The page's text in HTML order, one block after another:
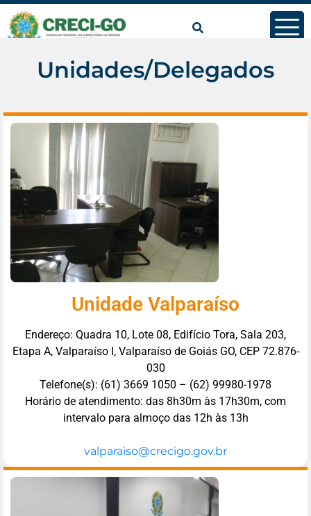
Unidades/Delegados
Unidade Valparaíso
Endereço: Quadra 10, Lote 08, Edifício Tora, Sala 203,
Etapa A, Valparaíso I, Valparaíso de Goiás GO, CEP 72.876-
030
Telefone(s): (61) 3669 1050 – (62) 99980-1978
Horário de atendimento: das 8h30m às 17h30m, com
intervalo para almoço das 12h às 13h
valparaiso@crecigo.gov.br